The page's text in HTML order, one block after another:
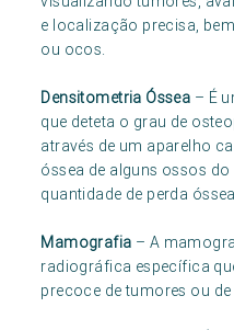
e localização precisa,
ou ocos.
Densitometria Óssea – É
que deteta o grau de
através de um aparelho
óssea de alguns ossos
quantidade de perda
Mamografia – A
radiográfica específica
precoce de tumores ou